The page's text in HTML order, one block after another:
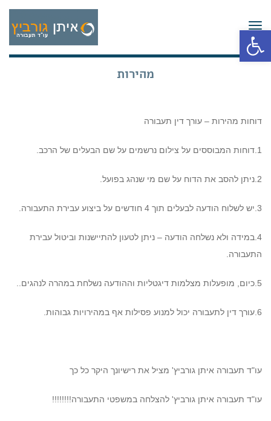
פתח סרגל נגישות
תפריט
מהירות
דוחות מהירות – עורך דין תעבורה
1.דוחות המבוססים על צילום נרשמים על שם הבעלים של הרכב.
2.ניתן להסב את הדוח על שם מי שנהג בפועל.
3.יש לשלוח הודעה לבעלים תוך 4 חודשים על ביצוע עבירת התעבורה.
4.במידה ולא נשלחה הודעה – ניתן לטעון להתיישנות וביטול עבירת
התעבורה.
5.כיום, מופעלות מצלמות דיגטליות וההודעה נשלחת במהרה לנהגים..
6.עורך דין לתעבורה יכול למנוע פסילות אף במהירויות גבוהות.
עו"ד תעבורה איתן גורביץ' מציל את רישיונך היקר כל כך
עו"ד תעבורה איתן גורביץ' להצלחה במשפטי התעבורה!!!!!!!!